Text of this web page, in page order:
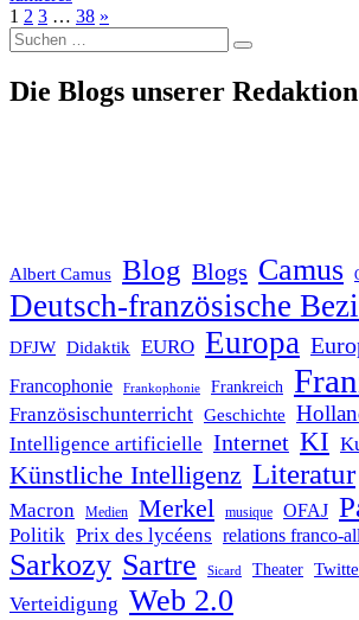
1 2 3 … 38 »
Suche
nach:
Die Blogs unserer
Albert Camus Blog Blogs Camus
Deutsch-französische
DFJW Didaktik EURO Europa
Francophonie Frankophonie Frankreich
Französischunterricht Geschichte
Intelligence artificielle Internet KI
Künstliche Intelligenz Literatur
Macron Medien Merkel musique OFAJ
Politik Prix des lycéens relations franco-
Sarkozy Sartre Sicard Theater
Verteidigung Web 2.0